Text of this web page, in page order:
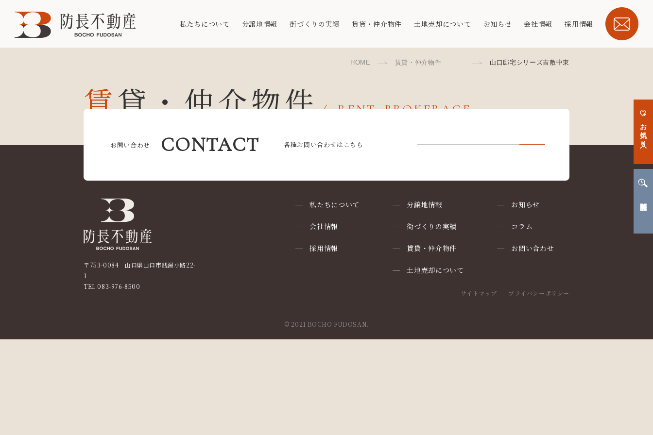
私たちについて 分譲地情報 街づくりの実績 賃貸・仲介物件 土地売却について お知らせ 会社情報 採用情報
HOME 賃貸・仲介物件 山口邸宅シリーズ吉敷中東
賃貸・仲介物件 RENT, BROKERAGE
お気に入り
お問い合わせ CONTACT 各種お問い合わせはこちら
〒753-0084 山口県山口市銭湯小路22-
1
TEL 083-976-8500
私たちについて 分譲地情報 お知らせ
会社情報 街づくりの実績 コラム
採用情報 賃貸・仲介物件 お問い合わせ
土地売却について
サイトマップ プライバシーポリシー
© 2021 BOCHO FUDOSAN.